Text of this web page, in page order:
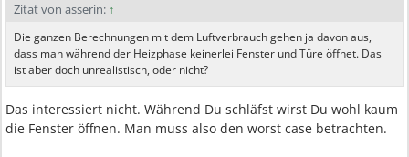
Zitat von asserin: ↑
Die ganzen Berechnungen mit dem Luftverbrauch gehen ja davon aus,
dass man während der Heizphase keinerlei Fenster und Türe öffnet. Das
ist aber doch unrealistisch, oder nicht?
Das interessiert nicht. Während Du schläfst wirst Du wohl kaum
die Fenster öffnen. Man muss also den worst case betrachten.